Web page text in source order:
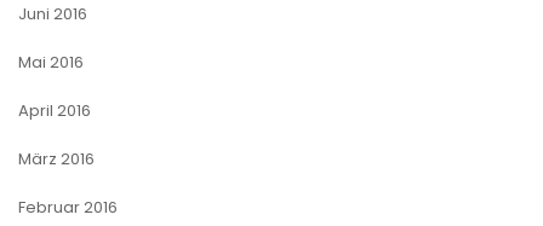
Juni 2016
Mai 2016
April 2016
März 2016
Februar 2016